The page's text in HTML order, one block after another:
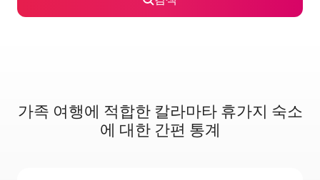
가족 여행에 적합한 칼라마타 휴가지 숙소
에 대한 간편 통계